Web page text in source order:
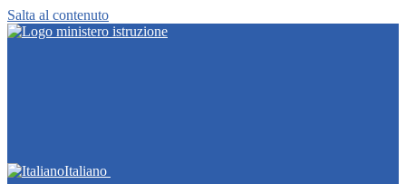
Salta al contenuto
Italiano